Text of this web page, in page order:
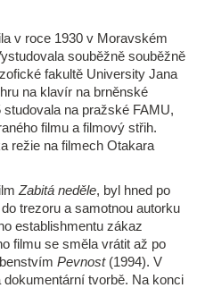
v roce 1930 v Moravském
souběžně souběžně
fakultě University Jana
na klavír na brněnské
na pražské FAMU,
filmu a filmový střih.
režie na filmech Otakara
Zabitá neděle, byl hned po
trezoru a samotnou autorku
establishmentu zákaz
filmu se směla vrátit až po
Pevnost(1994). V
tvorbě. Na konci